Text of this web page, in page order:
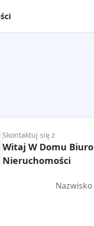
Skontaktuj się z
Witaj W Domu Biuro
Nieruchomości